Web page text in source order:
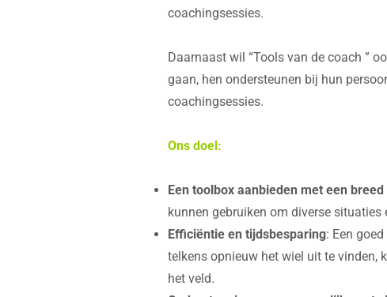
coachingsessies.
Daarnaast wil “Tools van de coach ”
gaan, hen ondersteunen bij hun
coachingsessies.
Ons doel:
Een toolbox aanbieden met een
kunnen gebruiken om diverse
Efficiëntie en tijdsbesparing: Een
telkens opnieuw het wiel uit te vinden,
het veld.